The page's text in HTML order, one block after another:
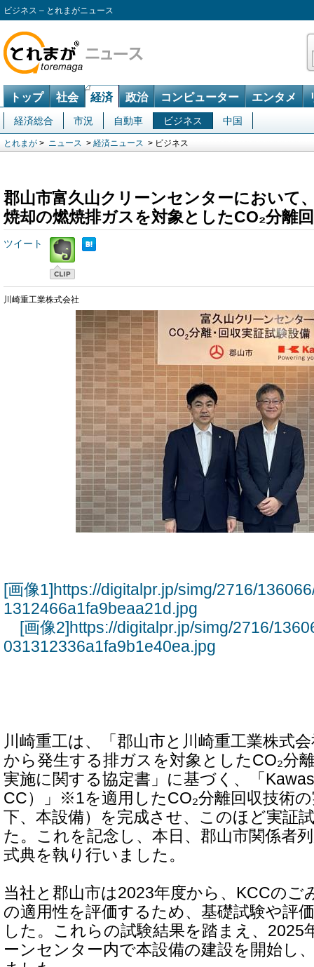
ビジネス – とれまがニュース
トップ 社会 経済 政治 コンピューター エンタメ
経済総合 市況 自動車 ビジネス 中国
とれまが > ニュース > 経済ニュース > ビジネス
郡山市富久山クリーンセンターにおいて
焼却の燃焼排ガスを対象としたCO₂分離
ツイート
川崎重工業株式会社
[画像1]https://digitalpr.jp/simg/2716/
1312466a1fa9beaa21d.jpg
[画像2]https://digitalpr.jp/simg/2716/
031312336a1fa9b1e40ea.jpg
川崎重工は、「郡山市と川崎重工業株式
から発生する排ガスを対象としたCO₂分
実施に関する協定書」に基づく、「
CC）」※1を適用したCO₂分離回収技術
下、本設備）を完成させ、このほど実証
た。これを記念し、本日、郡山市関係者
式典を執り行いました。
当社と郡山市は2023年度から、KCCのご
の適用性を評価するため、基礎試験や評
した。これらの試験結果を踏まえ、2025
ーンセンター内で本設備の建設を開始し